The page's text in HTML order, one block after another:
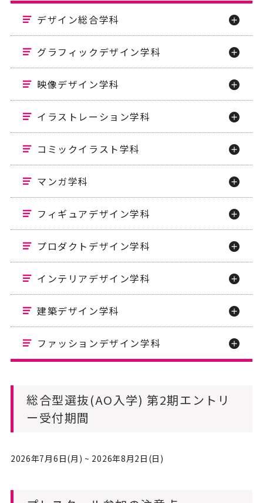
デザイン総合学科
グラフィックデザイン学科
映像デザイン学科
イラストレーション学科
コミックイラスト学科
マンガ学科
フィギュアデザイン学科
プロダクトデザイン学科
インテリアデザイン学科
建築デザイン学科
ファッションデザイン学科
総合型選抜(AO入学) 第2期エントリ
ー受付期間
2026年7月6日(月) ~ 2026年8月2日(日)